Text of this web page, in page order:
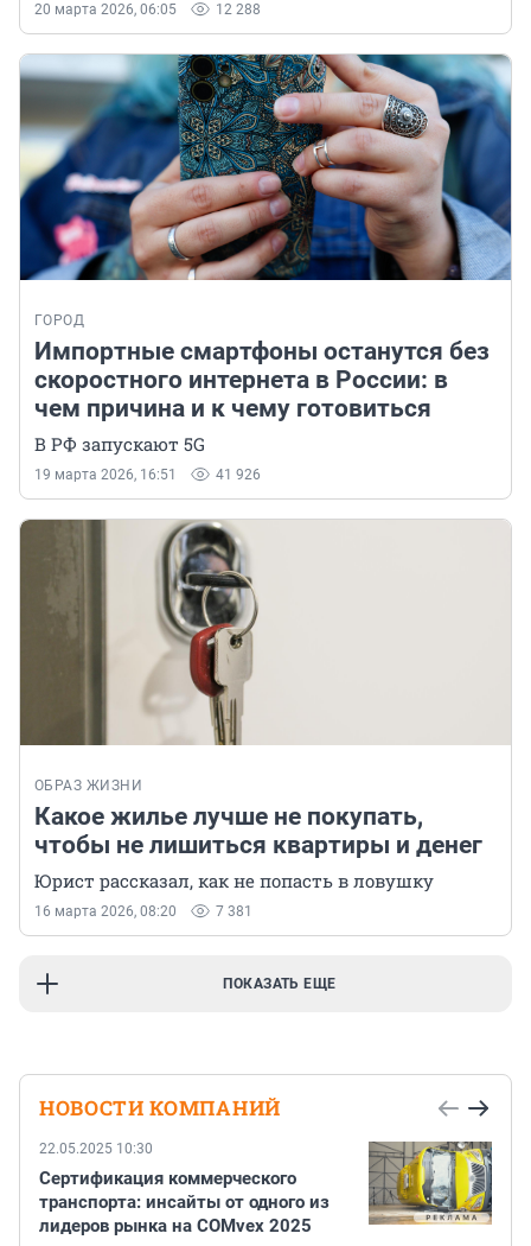
20 марта 2026, 06:05 12 288
ГОРОД
Импортные смартфоны останутся без
скоростного интернета в России: в
чем причина и к чему готовиться
В РФ запускают 5G
19 марта 2026, 16:51 41 926
ОБРАЗ ЖИЗНИ
Какое жилье лучше не покупать,
чтобы не лишиться квартиры и денег
Юрист рассказал, как не попасть в ловушку
16 марта 2026, 08:20 7 381
ПОКАЗАТЬ ЕЩЕ
НОВОСТИ КОМПАНИЙ
22.05.2025 10:30
Сертификация коммерческого
транспорта: инсайты от одного из
лидеров рынка на COMvex 2025